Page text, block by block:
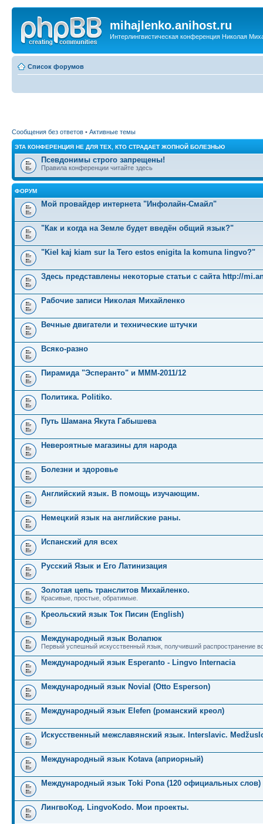
mihajlenko.anihost.ru
Интерлингвистическая конференция Николая
Список форумов
Сообщения без ответов • Активные темы
ЭТА КОНФЕРЕНЦИЯ НЕ ДЛЯ ТЕХ, КТО СТРАДАЕТ ЖОПНОЙ БОЛЕЗНЬЮ
Псевдонимы строго запрещены!
Правила конференции читайте здесь
ФОРУМ
Мой провайдер интернета "Инфолайн-Смайл"
"Как и когда на Земле будет введён общий язык?"
"Kiel kaj kiam sur la Tero estos enigita la komuna lingvo?"
Здесь представлены некоторые статьи с сайта http://
Рабочие записи Николая Михайленко
Вечные двигатели и технические штучки
Всяко-разно
Пирамида "Эсперанто" и MMM-2011/12
Политика. Politiko.
Путь Шамана Якута Габышева
Невероятные магазины для народа
Болезни и здоровье
Английский язык. В помощь изучающим.
Немецкий язык на английские раны.
Испанский для всех
Русский Язык и Его Латинизация
Золотая цепь транслитов Михайленко.
Красивые, простые, обратимые.
Креольский язык Ток Писин (English)
Международный язык Волапюк
Первый успешный искусственный язык, получивший распространение
Международный язык Esperanto - Lingvo Internacia
Международный язык Novial (Otto Esperson)
Международный язык Elefen (романский креол)
Искусственный межславянский язык. Interslavic.
Международный язык Kotava (априорный)
Международный язык Toki Pona (120 официальных слов)
ЛингвоКод. LingvoKodo. Мои проекты.